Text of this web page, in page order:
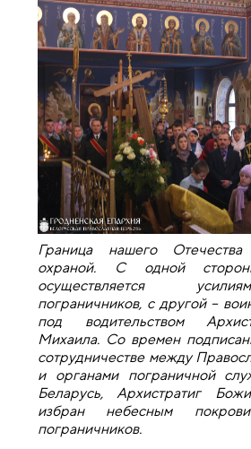
Граница нашего
охраной. С одной
осуществляется
пограничников, с другой –
под водительством
Михаила. Со времен
сотрудничестве между
и органами пограничной
Беларусь, Архистратиг
избран небесным
пограничников.